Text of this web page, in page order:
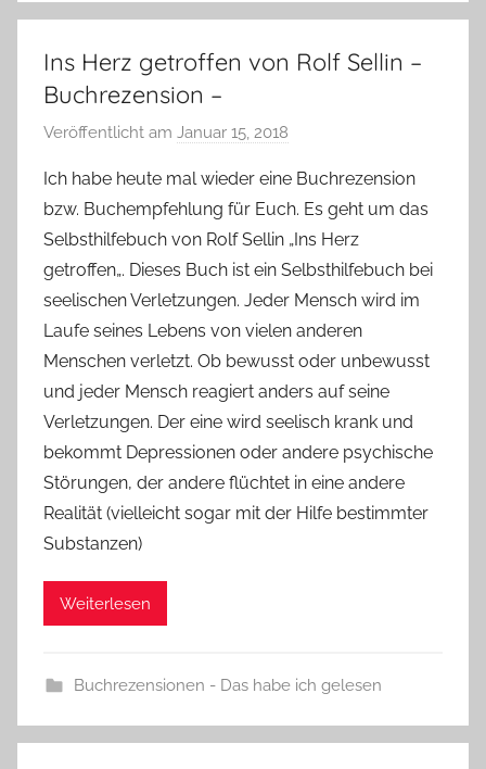
Ins Herz getroffen von Rolf Sellin –
Buchrezension –
Veröffentlicht am Januar 15, 2018
n
Y
v
o
n
n
e
Ich habe heute mal wieder eine Buchrezension
bzw. Buchempfehlung für Euch. Es geht um das
Selbsthilfebuch von Rolf Sellin „Ins Herz
getroffen„. Dieses Buch ist ein Selbsthilfebuch bei
seelischen Verletzungen. Jeder Mensch wird im
Laufe seines Lebens von vielen anderen
Menschen verletzt. Ob bewusst oder unbewusst
und jeder Mensch reagiert anders auf seine
Verletzungen. Der eine wird seelisch krank und
bekommt Depressionen oder andere psychische
Störungen, der andere flüchtet in eine andere
Realität (vielleicht sogar mit der Hilfe bestimmter
Substanzen)
Weiterlesen
Buchrezensionen - Das habe ich gelesen